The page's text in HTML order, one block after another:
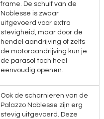
frame. De schuif van de
Noblesse is zwaar
uitgevoerd voor extra
stevigheid, maar door de
hendel aandrijving of zelfs
de motoraandrijving kun je
de parasol toch heel
eenvoudig openen.
Ook de scharnieren van de
Palazzo Noblesse zijn erg
stevig uitgevoerd. Deze